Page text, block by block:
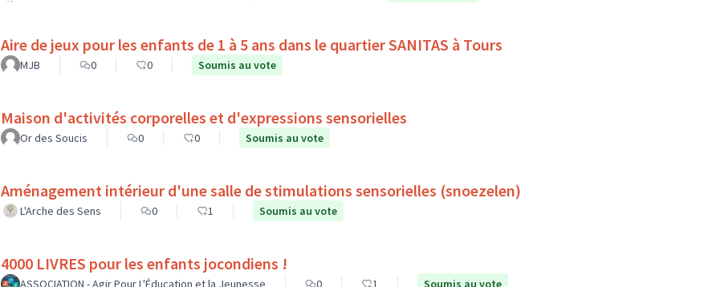
Aire de jeux pour les enfants de 1 à 5 ans dans le quartier SANITAS à Tours
MJB 0 0 Soumis au vote
Maison d'activités corporelles et d'expressions sensorielles
Or des Soucis 0 0 Soumis au vote
Aménagement intérieur d'une salle de stimulations sensorielles (snoezelen)
L'Arche des Sens 0 1 Soumis au vote
4000 LIVRES pour les enfants jocondiens !
ASSOCIATION - Agir Pour L'Éducation et la Jeunesse 0 1 Soumis au vote